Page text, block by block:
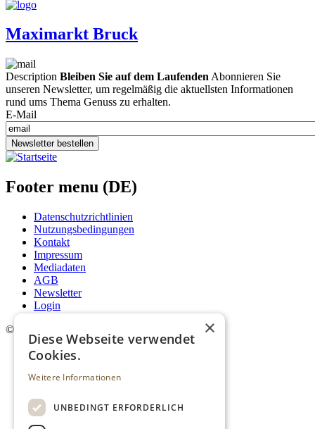
Maximarkt Bruck
Description Bleiben Sie auf dem Laufenden Abonnieren Sie
unseren Newsletter, um regelmäßig die aktuellsten Informationen
rund ums Thema Genuss zu erhalten.
E-Mail
Newsletter bestellen
Footer menu (DE)
Datenschutzrichtlinien
Nutzungsbedingungen
Kontakt
Impressum
Mediadaten
AGB
Newsletter
Login
©
×
Diese Webseite verwendet
Cookies.
Weitere Informationen
UNBEDINGT ERFORDERLICH